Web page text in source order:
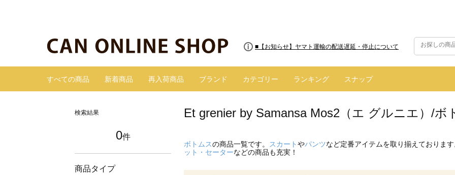
■8/13(木)AM2:00～サイトメンテナンス実施のお知らせ
■【お知らせ】ヤマト運輸の配送遅延・停止について
すべての商品 新着商品 再入荷商品 ブランド カテゴリー ランキング スナップ
検索結果
0件
商品タイプ
Et grenier by Samansa Mos2（エ グルニエ）/ボ
ボトムスの商品一覧です。 スカートやパンツなど定番アイテムを取り揃えておりま
ット・セーターなどの商品も充実！